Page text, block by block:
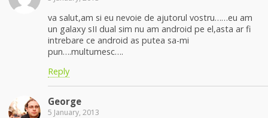
va salut,am si eu nevoie de ajutorul vostru……eu am
un galaxy sII dual sim nu am android pe el,asta ar fi
intrebare ce android as putea sa-mi
pun….multumesc….
Reply
George
5 January, 2013